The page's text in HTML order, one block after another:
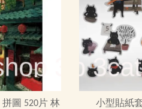
圖 520片 林
小型貼紙